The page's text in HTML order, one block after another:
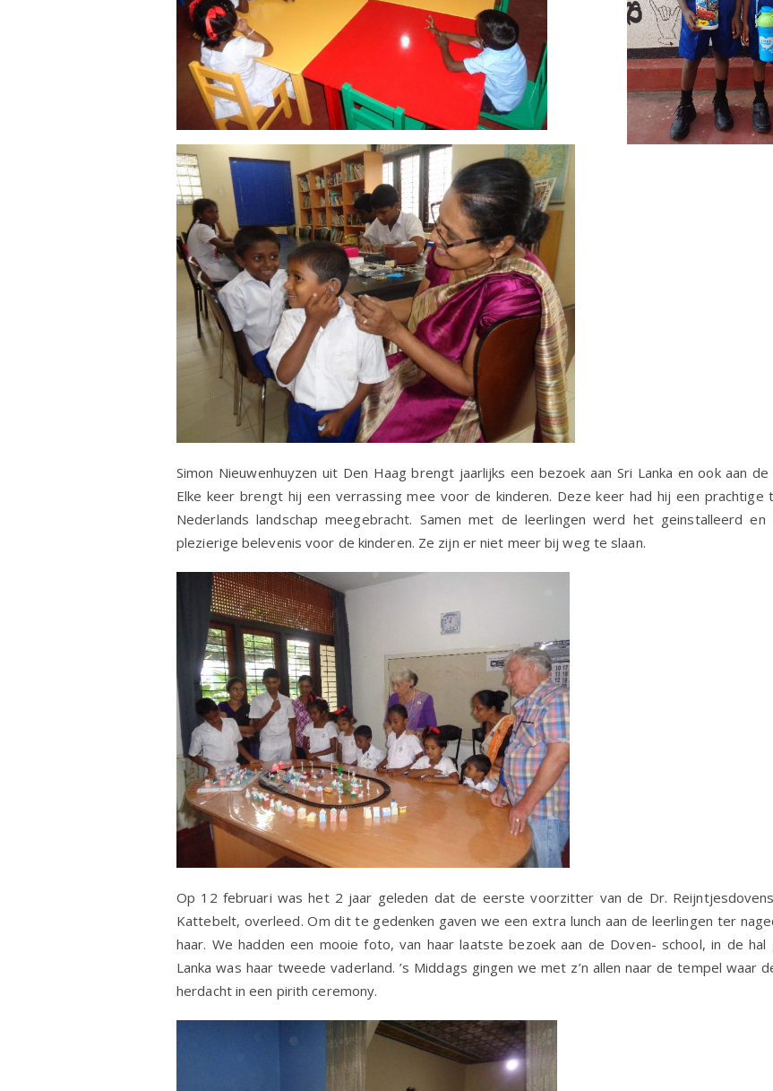
Simon Nieuwenhuyzen uit Den Haag brengt jaarlijks een bezoek aan Sri Lanka en ook aan de
Elke keer brengt hij een verrassing mee voor de kinderen. Deze keer had hij een prachtige
Nederlands landschap meegebracht. Samen met de leerlingen werd het geinstalleerd
plezierige belevenis voor de kinderen. Ze zijn er niet meer bij weg te slaan.
Op 12 februari was het 2 jaar geleden dat de eerste voorzitter van de Dr.
Kattebelt, overleed. Om dit te gedenken gaven we een extra lunch aan de leerlingen ter
haar. We hadden een mooie foto, van haar laatste bezoek aan de Doven- school, in de hal
Lanka was haar tweede vaderland. ’s Middags gingen we met z’n allen naar de tempel waar
herdacht in een pirith ceremony.